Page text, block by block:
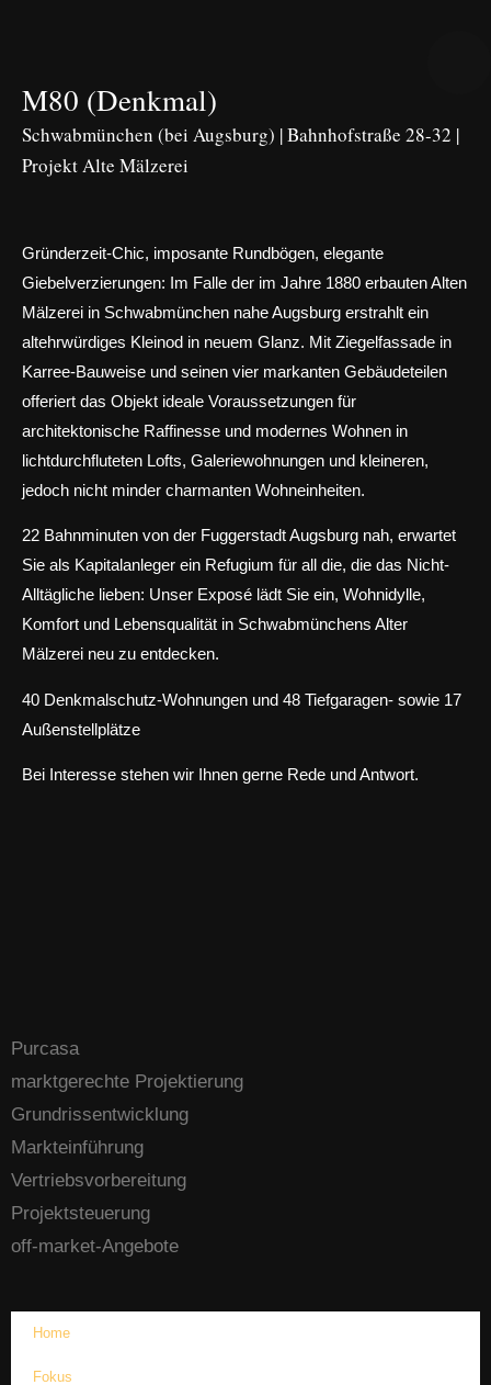
M80 (Denkmal)
Schwabmünchen (bei Augsburg) | Bahnhofstraße 28-32 |
Projekt Alte Mälzerei
Gründerzeit-Chic, imposante Rundbögen, elegante
Giebelverzierungen: Im Falle der im Jahre 1880 erbauten Alten
Mälzerei in Schwabmünchen nahe Augsburg erstrahlt ein
altehrwürdiges Kleinod in neuem Glanz. Mit Ziegelfassade in
Karree-Bauweise und seinen vier markanten Gebäudeteilen
offeriert das Objekt ideale Voraussetzungen für
architektonische Raffinesse und modernes Wohnen in
lichtdurchfluteten Lofts, Galeriewohnungen und kleineren,
jedoch nicht minder charmanten Wohneinheiten.
22 Bahnminuten von der Fuggerstadt Augsburg nah, erwartet
Sie als Kapitalanleger ein Refugium für all die, die das Nicht-
Alltägliche lieben: Unser Exposé lädt Sie ein, Wohnidylle,
Komfort und Lebensqualität in Schwabmünchens Alter
Mälzerei neu zu entdecken.
40 Denkmalschutz-Wohnungen und 48 Tiefgaragen- sowie 17
Außenstellplätze
Bei Interesse stehen wir Ihnen gerne Rede und Antwort.
Purcasa
marktgerechte Projektierung
Grundrissentwicklung
Markteinführung
Vertriebsvorbereitung
Projektsteuerung
off-market-Angebote
Home
Fokus